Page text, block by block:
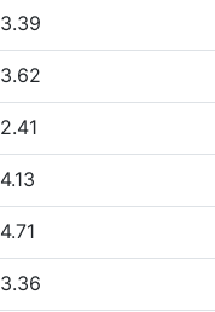
3.39
3.62
2.41
4.13
4.71
3.36